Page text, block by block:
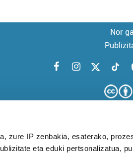
zure IP zenbakia, esaterako,
eta eduki pertsonalizatua,
Nor